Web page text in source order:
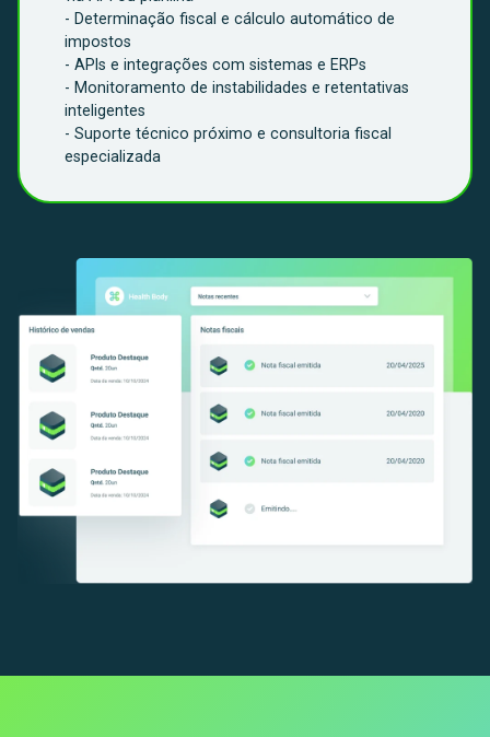
- Determinação fiscal e cálculo automático de
impostos
- APIs e integrações com sistemas e ERPs
- Monitoramento de instabilidades e retentativas
inteligentes
- Suporte técnico próximo e consultoria fiscal
especializada